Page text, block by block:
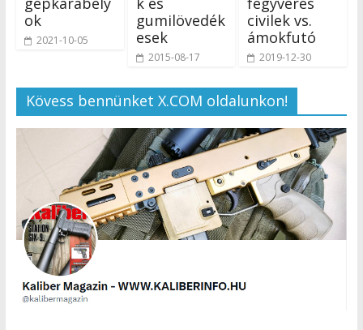
ok
2021-10-05
gumilövedék
esek
2015-08-17
civilek vs.
ámokfutó
2019-12-30
Kövess bennünket X.COM oldalunkon!